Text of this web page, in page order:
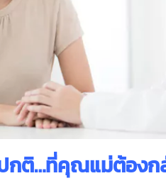
กติ…ที่คุณแม่ต้องก